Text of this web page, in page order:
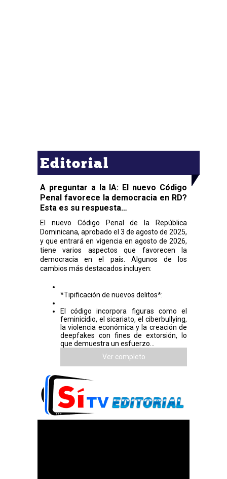
Editorial
A preguntar a la IA: El nuevo Código
Penal favorece la democracia en RD?
Esta es su respuesta…
El nuevo Código Penal de la República
Dominicana, aprobado el 3 de agosto de 2025,
y que entrará en vigencia en agosto de 2026,
tiene varios aspectos que favorecen la
democracia en el país. Algunos de los
cambios más destacados incluyen:
*Tipificación de nuevos delitos*:
El código incorpora figuras como el
feminicidio, el sicariato, el ciberbullying,
la violencia económica y la creación de
deepfakes con fines de extorsión, lo
que demuestra un esfuerzo...
Ver completo